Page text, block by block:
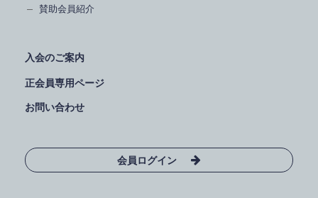
賛助会員紹介
入会のご案内
正会員専用ページ
お問い合わせ
会員ログイン